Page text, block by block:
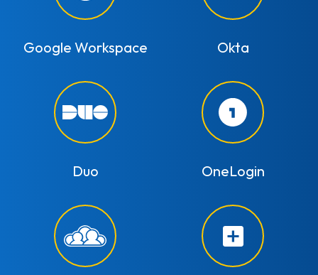
Google Workspace Okta
Duo OneLogin